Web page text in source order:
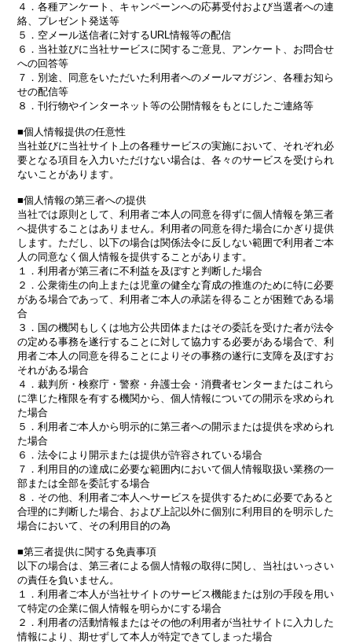
４．各種アンケート、キャンペーンへの応募受付および当選者への連
絡、プレゼント発送等
５．空メール送信者に対するURL情報等の配信
６．当社並びに当社サービスに関するご意見、アンケート、お問合せ
への回答等
７．別途、同意をいただいた利用者へのメールマガジン、各種お知ら
せの配信等
８．刊行物やインターネット等の公開情報をもとにしたご連絡等
■個人情報提供の任意性
当社並びに当社サイト上の各種サービスの実施において、それぞれ必
要となる項目を入力いただけない場合は、各々のサービスを受けられ
ないことがあります。
■個人情報の第三者への提供
当社では原則として、利用者ご本人の同意を得ずに個人情報を第三者
へ提供することはありません。利用者の同意を得た場合にかぎり提供
します。ただし、以下の場合は関係法令に反しない範囲で利用者ご本
人の同意なく個人情報を提供することがあります。
１．利用者が第三者に不利益を及ぼすと判断した場合
２．公衆衛生の向上または児童の健全な育成の推進のために特に必要
がある場合であって、利用者ご本人の承諾を得ることが困難である場
合
３．国の機関もしくは地方公共団体またはその委託を受けた者が法令
の定める事務を遂行することに対して協力する必要がある場合で、利
用者ご本人の同意を得ることによりその事務の遂行に支障を及ぼすお
それがある場合
４．裁判所・検察庁・警察・弁護士会・消費者センターまたはこれら
に準じた権限を有する機関から、個人情報についての開示を求められ
た場合
５．利用者ご本人から明示的に第三者への開示または提供を求められ
た場合
６．法令により開示または提供が許容されている場合
７．利用目的の達成に必要な範囲内において個人情報取扱い業務の一
部または全部を委託する場合
８．その他、利用者ご本人へサービスを提供するために必要であると
合理的に判断した場合、および上記以外に個別に利用目的を明示した
場合において、その利用目的の為
■第三者提供に関する免責事項
以下の場合は、第三者による個人情報の取得に関し、当社はいっさい
の責任を負いません。
１．利用者ご本人が当社サイトのサービス機能または別の手段を用い
て特定の企業に個人情報を明らかにする場合
２．利用者の活動情報またはその他の利用者が当社サイトに入力した
情報により、期せずして本人が特定できてしまった場合